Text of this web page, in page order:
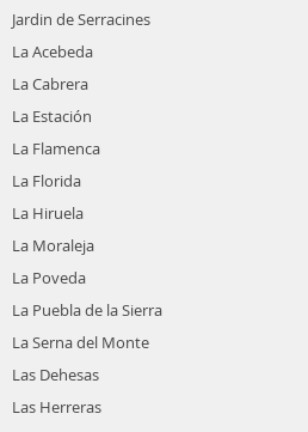
Jardin de Serracines
La Acebeda
La Cabrera
La Estación
La Flamenca
La Florida
La Hiruela
La Moraleja
La Poveda
La Puebla de la Sierra
La Serna del Monte
Las Dehesas
Las Herreras